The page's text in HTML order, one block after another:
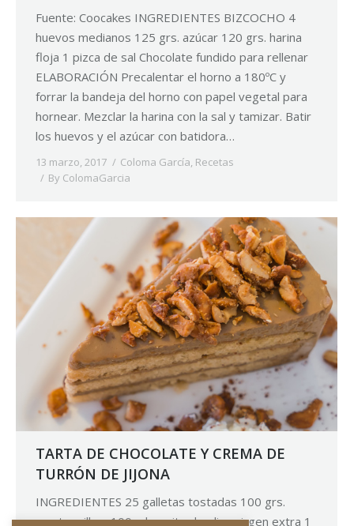
Fuente: Coocakes INGREDIENTES BIZCOCHO 4
huevos medianos 125 grs. azúcar 120 grs. harina
floja 1 pizca de sal Chocolate fundido para rellenar
ELABORACIÓN Precalentar el horno a 180ºC y
forrar la bandeja del horno con papel vegetal para
hornear. Mezclar la harina con la sal y tamizar. Batir
los huevos y el azúcar con batidora…
13 marzo, 2017 Coloma García, Recetas
By ColomaGarcia
TARTA DE CHOCOLATE Y CREMA DE
TURRÓN DE JIJONA
INGREDIENTES 25 galletas tostadas 100 grs.
mantequilla o 100 ml. aceite de oliva virgen extra 1